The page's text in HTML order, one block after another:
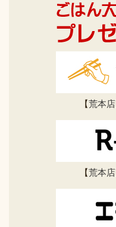
【荒本店
【荒本店